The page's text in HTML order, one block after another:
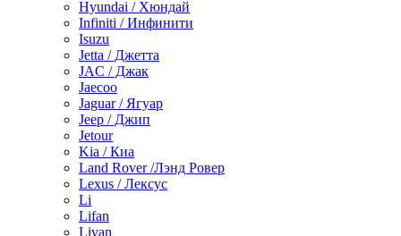
Hyundai / Хюндай
Infiniti / Инфинити
Isuzu
Jetta / Джетта
JAC / Джак
Jaecoo
Jaguar / Ягуар
Jeep / Джип
Jetour
Kia / Киа
Land Rover /Лэнд Ровер
Lexus / Лексус
Li
Lifan
Livan